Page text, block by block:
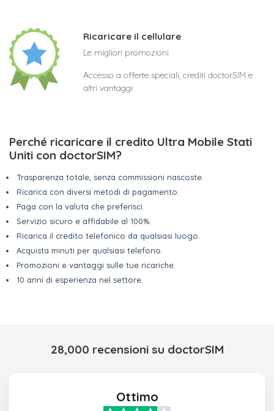
Ricaricare il cellulare
Le migliori promozioni
Accesso a offerte speciali, crediti doctorSIM e
altri vantaggi
Perché ricaricare il credito Ultra Mobile Stati
Uniti con doctorSIM?
Trasparenza totale, senza commissioni nascoste.
Ricarica con diversi metodi di pagamento.
Paga con la valuta che preferisci.
Servizio sicuro e affidabile al 100%.
Ricarica il credito telefonico da qualsiasi luogo.
Acquista minuti per qualsiasi telefono.
Promozioni e vantaggi sulle tue ricariche.
10 anni di esperienza nel settore.
28,000 recensioni su doctorSIM
Ottimo